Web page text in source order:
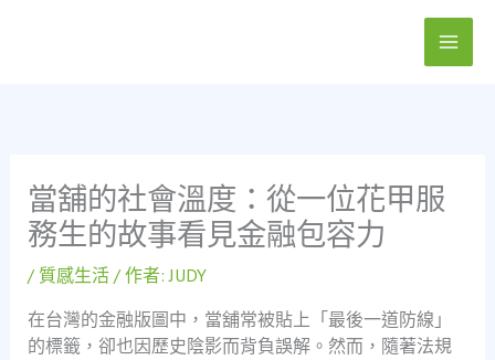
當舖的社會溫度：從一位花甲服
務生的故事看見金融包容力
/ 質感生活/ 作者:JUDY
在台灣的金融版圖中，當舖常被貼上「最後一道防線」
的標籤，卻也因歷史陰影而背負誤解。然而，隨著法規